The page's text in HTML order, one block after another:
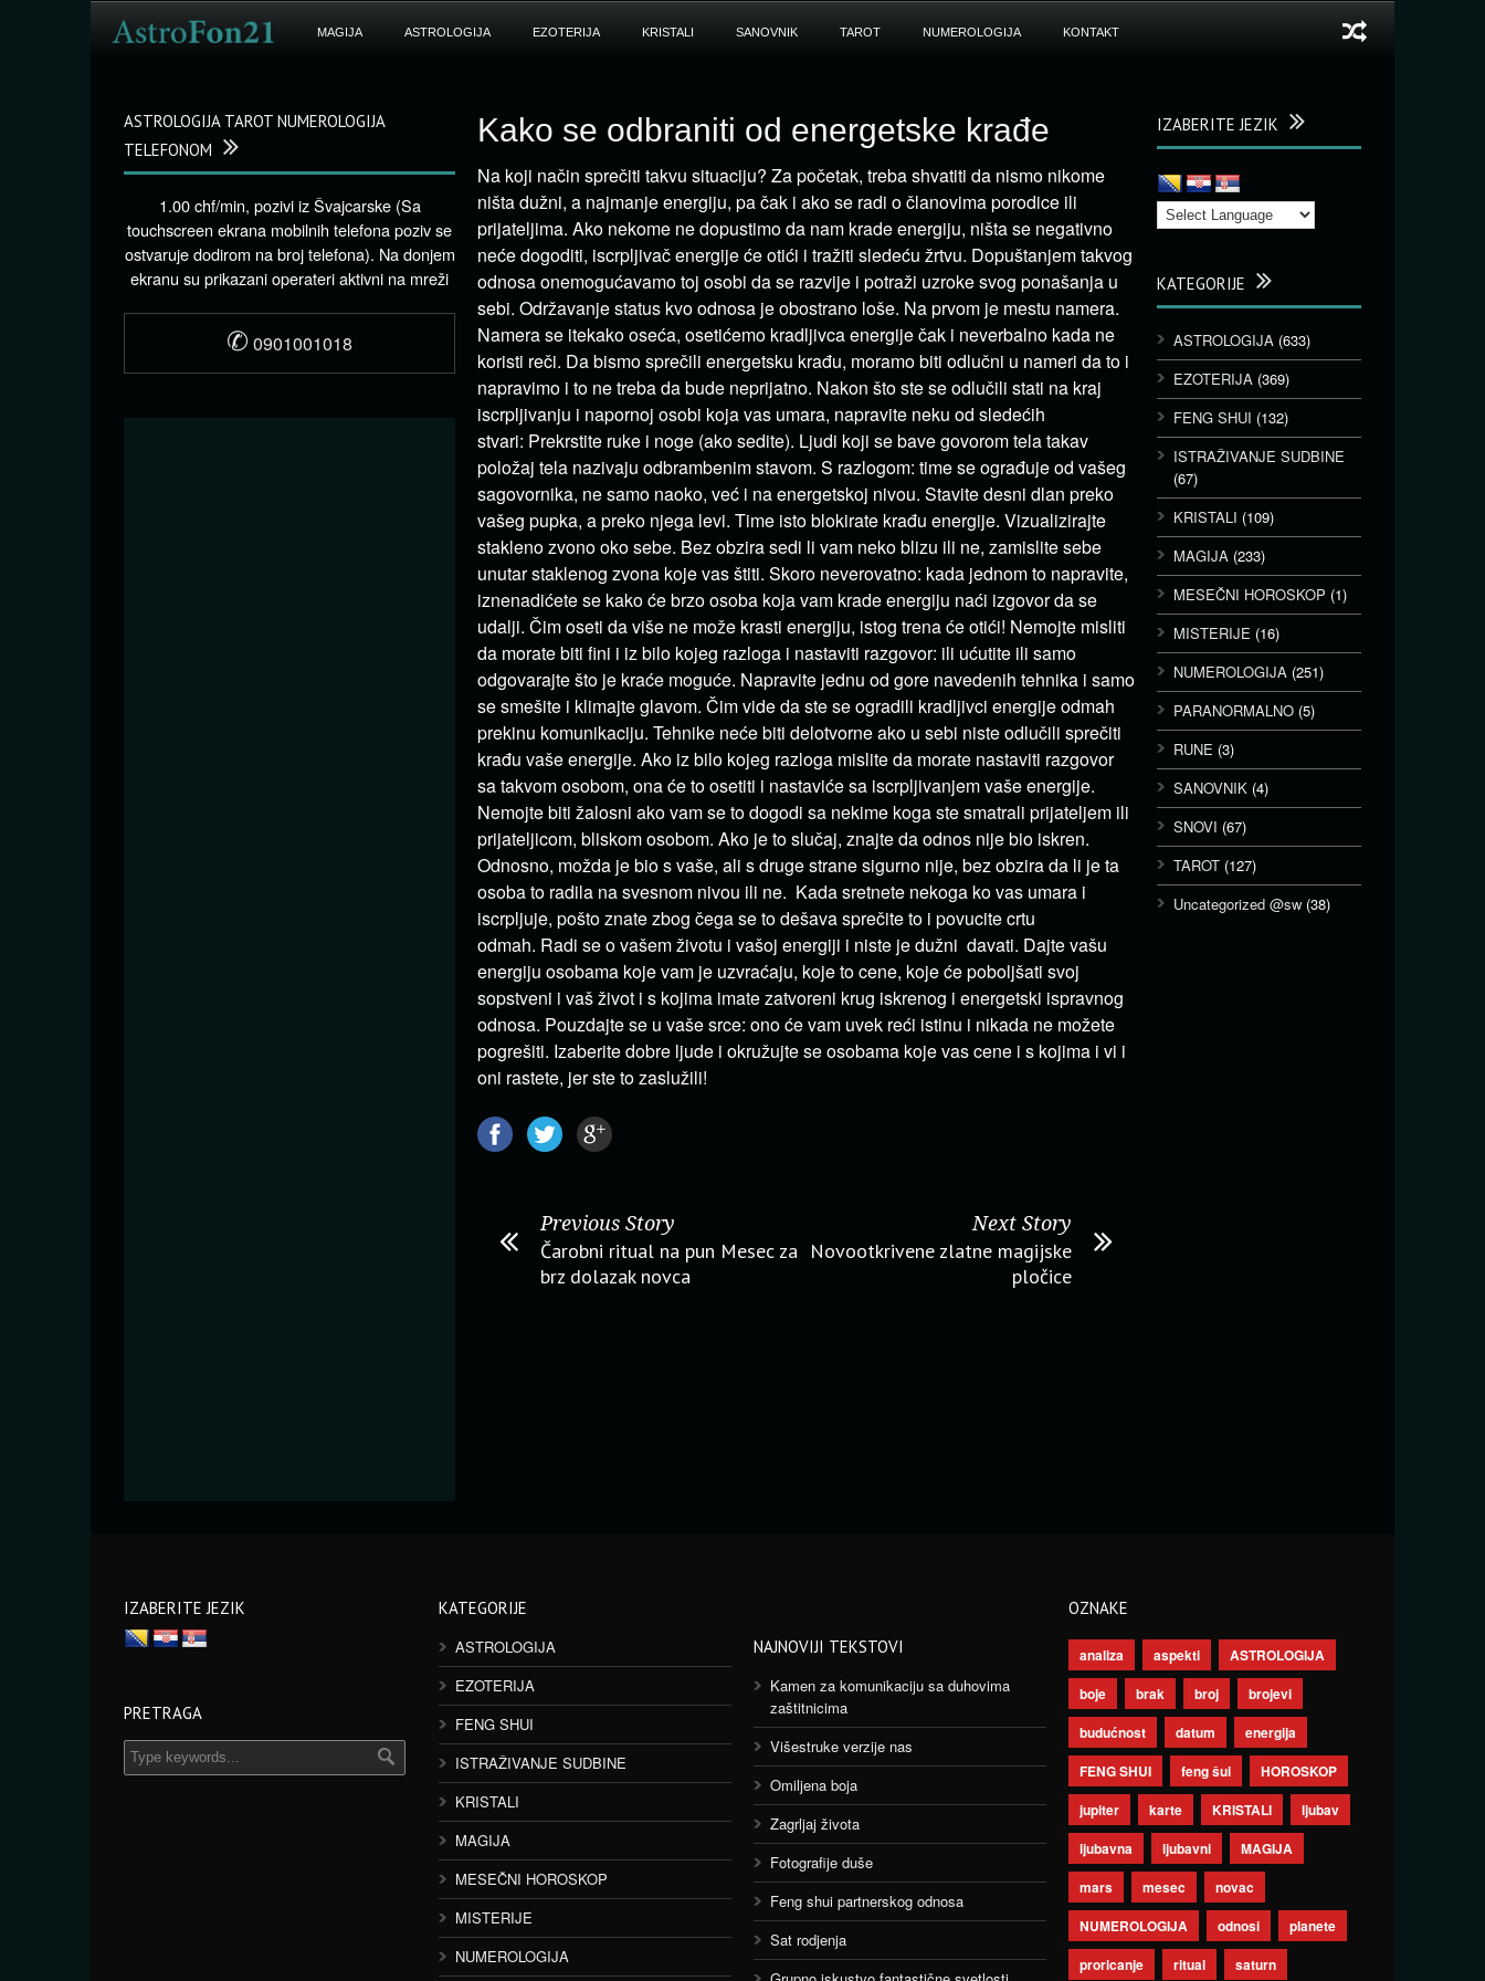
MAGIJA ASTROLOGIJA EZOTERIJA KRISTALI SANOVNIK TAROT NUMEROLOGIJA KONTAKT
Kako se odbraniti od energetske krađe
Na koji način sprečiti takvu situaciju? Za početak, treba shvatiti da nismo nikome
ništa dužni, a najmanje energiju, pa čak i ako se radi o članovima porodice ili
prijateljima. Ako nekome ne dopustimo da nam krade energiju, ništa se negativno
neće dogoditi, iscrpljivač energije će otići i tražiti sledeću žrtvu. Dopuštanjem takvog
odnosa onemogućavamo toj osobi da se razvije i potraži uzroke svog ponašanja u
sebi. Održavanje status kvo odnosa je obostrano loše. Na prvom je mestu namera.
Namera se itekako oseća, osetićemo kradljivca energije čak i neverbalno kada ne
koristi reči. Da bismo sprečili energetsku krađu, moramo biti odlučni u nameri da to i
napravimo i to ne treba da bude neprijatno. Nakon što ste se odlučili stati na kraj
iscrpljivanju i napornoj osobi koja vas umara, napravite neku od sledećih
stvari: Prekrstite ruke i noge (ako sedite). Ljudi koji se bave govorom tela takav
položaj tela nazivaju odbrambenim stavom. S razlogom: time se ograđuje od vašeg
sagovornika, ne samo naoko, već i na energetskoj nivou. Stavite desni dlan preko
vašeg pupka, a preko njega levi. Time isto blokirate krađu energije. Vizualizirajte
stakleno zvono oko sebe. Bez obzira sedi li vam neko blizu ili ne, zamislite sebe
unutar staklenog zvona koje vas štiti. Skoro neverovatno: kada jednom to napravite,
iznenadićete se kako će brzo osoba koja vam krade energiju naći izgovor da se
udalji. Čim oseti da više ne može krasti energiju, istog trena će otići! Nemojte misliti
da morate biti fini i iz bilo kojeg razloga i nastaviti razgovor: ili ućutite ili samo
odgovarajte što je kraće moguće. Napravite jednu od gore navedenih tehnika i samo
se smešite i klimajte glavom. Čim vide da ste se ogradili kradljivci energije odmah
prekinu komunikaciju. Tehnike neće biti delotvorne ako u sebi niste odlučili sprečiti
krađu vaše energije. Ako iz bilo kojeg razloga mislite da morate nastaviti razgovor
sa takvom osobom, ona će to osetiti i nastaviće sa iscrpljivanjem vaše energije.
Nemojte biti žalosni ako vam se to dogodi sa nekime koga ste smatrali prijateljem ili
prijateljicom, bliskom osobom. Ako je to slučaj, znajte da odnos nije bio iskren.
Odnosno, možda je bio s vaše, ali s druge strane sigurno nije, bez obzira da li je ta
osoba to radila na svesnom nivou ili ne. Kada sretnete nekoga ko vas umara i
iscrpljuje, pošto znate zbog čega se to dešava sprečite to i povucite crtu
odmah. Radi se o vašem životu i vašoj energiji i niste je dužni davati. Dajte vašu
energiju osobama koje vam je uzvraćaju, koje to cene, koje će poboljšati svoj
sopstveni i vaš život i s kojima imate zatvoreni krug iskrenog i energetski ispravnog
odnosa. Pouzdajte se u vaše srce: ono će vam uvek reći istinu i nikada ne možete
pogrešiti. Izaberite dobre ljude i okružujte se osobama koje vas cene i s kojima i vi i
oni rastete, jer ste to zaslužili!
Previous Story
Čarobni ritual na pun Mesec za
brz dolazak novca
Next Story
Novootkrivene zlatne magijske
pločice
IZABERITE JEZIK
KATEGORIJE
ASTROLOGIJA (633)
EZOTERIJA (369)
FENG SHUI (132)
ISTRAŽIVANJE SUDBINE
(67)
KRISTALI (109)
MAGIJA (233)
MESEČNI HOROSKOP (1)
MISTERIJE (16)
NUMEROLOGIJA (251)
PARANORMALNO (5)
RUNE (3)
SANOVNIK (4)
SNOVI (67)
TAROT (127)
Uncategorized @sw (38)
ASTROLOGIJA TAROT NUMEROLOGIJA
TELEFONOM
1.00 chf/min, pozivi iz Švajcarske (Sa
touchscreen ekrana mobilnih telefona poziv se
ostvaruje dodirom na broj telefona). Na donjem
ekranu su prikazani operateri aktivni na mreži
✆ 0901001018
IZABERITE JEZIK
PRETRAGA
KATEGORIJE
ASTROLOGIJA
EZOTERIJA
FENG SHUI
ISTRAŽIVANJE SUDBINE
KRISTALI
MAGIJA
MESEČNI HOROSKOP
MISTERIJE
NUMEROLOGIJA
NAJNOVIJI TEKSTOVI
Kamen za komunikaciju sa duhovima
zaštitnicima
Višestruke verzije nas
Omiljena boja
Zagrljaj života
Fotografije duše
Feng shui partnerskog odnosa
Sat rodjenja
OZNAKE
analiza aspekti
ASTROLOGIJA
boje
brak broj
brojevi
budućnost
datum
energija
FENG SHUI
feng šui
HOROSKOP
jupiter
karte KRISTALI
ljubav
ljubavna
ljubavni
MAGIJA
mars
mesec
novac
NUMEROLOGIJA
odnosi
planete
proricanje
ritual saturn